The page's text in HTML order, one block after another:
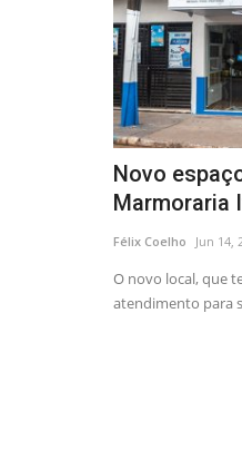
Novo
Marmoraria
Félix Coelho Jun 14,
O novo local, que
atendimento para